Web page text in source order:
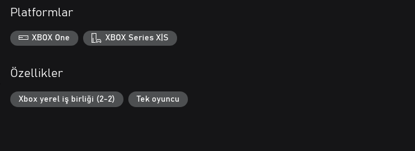
Platformlar
XBOX One XBOX Series X|S
Özellikler
Xbox yerel iş birliği (2-2) Tek oyuncu